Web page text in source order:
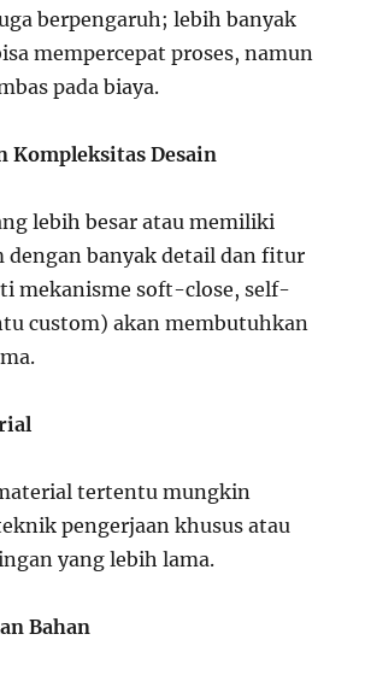
berpengaruh; lebih banyak
mempercepat proses, namun
pada biaya.
Kompleksitas Desain
lebih besar atau memiliki
dengan banyak detail dan fitur
mekanisme soft-close, self-
custom) akan membutuhkan
tertentu mungkin
pengerjaan khusus atau
yang lebih lama.
Bahan